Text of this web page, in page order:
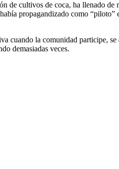
de cultivos de coca, ha llenado
propagandizado como
cuando la comunidad participe,
demasiadas veces.